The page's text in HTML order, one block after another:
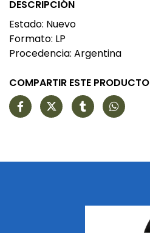
DESCRIPCIÓN
Estado: Nuevo
Formato: LP
Procedencia: Argentina
COMPARTIR ESTE PRODUCTO